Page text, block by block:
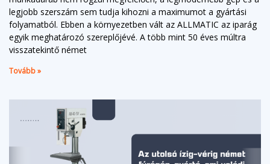
legjobb szerszám sem tudja kihozni a maximumot a gyártási
folyamatból. Ebben a környezetben vált az ALLMATIC az iparág
egyik meghatározó szereplőjévé. A több mint 50 éves múltra
visszatekintő német
Tovább »